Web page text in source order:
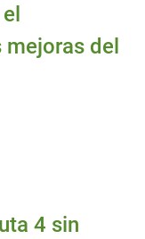
del
4 sin